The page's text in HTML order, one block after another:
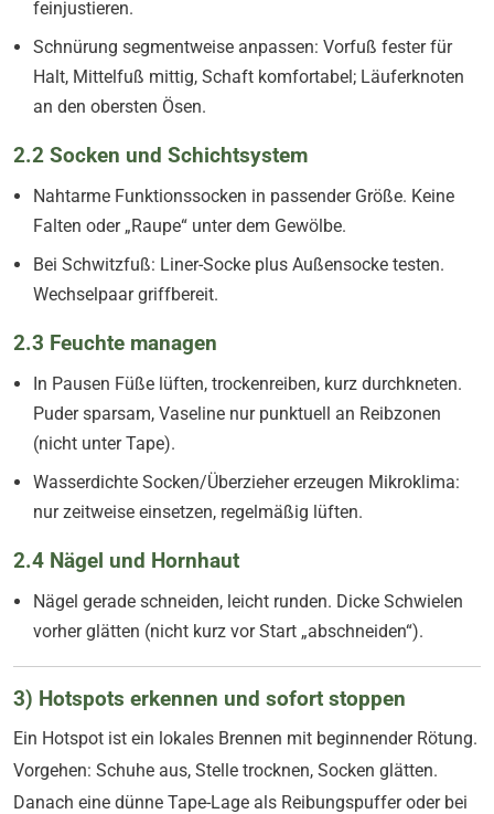
feinjustieren.
Schnürung segmentweise anpassen: Vorfuß fester für
Halt, Mittelfuß mittig, Schaft komfortabel; Läuferknoten
an den obersten Ösen.
2.2 Socken und Schichtsystem
Nahtarme Funktionssocken in passender Größe. Keine
Falten oder „Raupe“ unter dem Gewölbe.
Bei Schwitzfuß: Liner-Socke plus Außensocke testen.
Wechselpaar griffbereit.
2.3 Feuchte managen
In Pausen Füße lüften, trockenreiben, kurz durchkneten.
Puder sparsam, Vaseline nur punktuell an Reibzonen
(nicht unter Tape).
Wasserdichte Socken/Überzieher erzeugen Mikroklima:
nur zeitweise einsetzen, regelmäßig lüften.
2.4 Nägel und Hornhaut
Nägel gerade schneiden, leicht runden. Dicke Schwielen
vorher glätten (nicht kurz vor Start „abschneiden“).
3) Hotspots erkennen und sofort stoppen
Ein Hotspot ist ein lokales Brennen mit beginnender Rötung.
Vorgehen: Schuhe aus, Stelle trocknen, Socken glätten.
Danach eine dünne Tape-Lage als Reibungspuffer oder bei